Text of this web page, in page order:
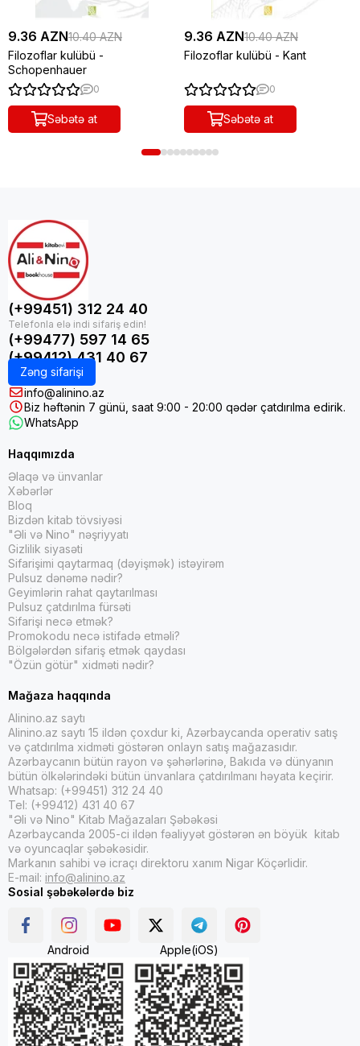
9.36 AZN10.40 AZN
Filozoflar kulübü -
Schopenhauer
0
Səbətə at
9.36 AZN10.40 AZN
Filozoflar kulübü - Kant
0
Səbətə at
(+99451) 312 24 40
(+99477) 597 14 65
(+99412) 431 40 67
Zəng sifarişi
info@alinino.az
Biz həftənin 7 günü, saat 9:00 - 20:00 qədər çatdırılma edirik.
WhatsApp
Haqqımızda
Əlaqə və ünvanlar
Xəbərlər
Bloq
Bizdən kitab tövsiyəsi
"Əli və Nino" nəşriyyatı
Gizlilik siyasəti
Sifarişimi qaytarmaq (dəyişmək) istəyirəm
Pulsuz dənəmə nədir?
Geyimlərin rahat qaytarılması
Pulsuz çatdırılma fürsəti
Sifarişi necə etmək?
Promokodu necə istifadə etməli?
Bölgələrdən sifariş etmək qaydası
"Özün götür" xidməti nədir?
Mağaza haqqında
Alinino.az saytı
Alinino.az saytı 15 ildən çoxdur ki, Azərbaycanda operativ satış
və çatdırılma xidməti göstərən onlayn satış mağazasıdır.
Azərbaycanın bütün rayon və şəhərlərinə, Bakıda və dünyanın
bütün ölkələrindəki bütün ünvanlara çatdırılmanı həyata keçirir.
Whatsap: (+99451) 312 24 40
Tel: (+99412) 431 40 67
"Əli və Nino" Kitab Mağazaları Şəbəkəsi
Azərbaycanda 2005-ci ildən fəaliyyət göstərən ən böyük kitab
və oyuncaqlar şəbəkəsidir.
Markanın sahibi və icraçı direktoru xanım Nigar Köçərlidir.
E-mail: info@alinino.az
Sosial şəbəkələrdə biz
Android Apple(iOS)